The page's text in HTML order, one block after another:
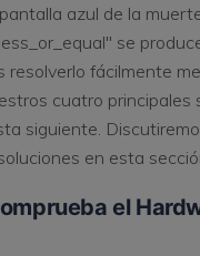
azul de la
se
resolverlo fácilmente
cuatro principales
siguiente.
en esta
el